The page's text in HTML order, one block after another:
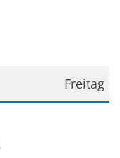
Freitag